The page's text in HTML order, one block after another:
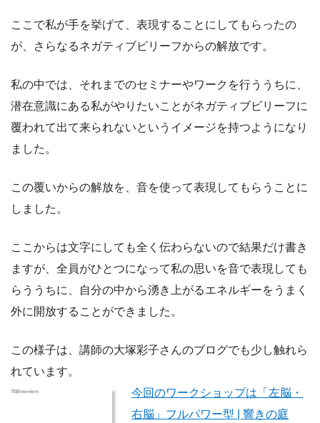
ここで私が手を挙げて、表現することにしてもらったの
が、さらなるネガティブビリーフからの解放です。
私の中では、それまでのセミナーやワークを行ううちに、
潜在意識にある私がやりたいことがネガティブビリーフに
覆われて出て来られないというイメージを持つようになり
ました。
この覆いからの解放を、音を使って表現してもらうことに
しました。
ここからは文字にしても全く伝わらないので結果だけ書き
ますが、全員がひとつになって私の思いを音で表現しても
らううちに、自分の中から湧き上がるエネルギーをうまく
外に開放することができました。
この様子は、講師の大塚彩子さんのブログでも少し触れら
れています。
今回のワークショップは「左脳・
右脳」フルパワー型 | 響きの庭